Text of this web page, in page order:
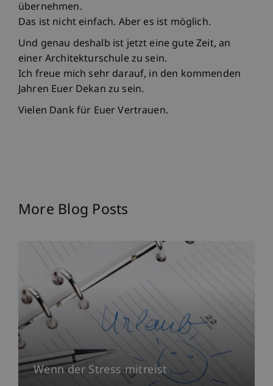
übernehmen.
Das ist nicht einfach. Aber es ist möglich.
Und genau deshalb ist jetzt eine gute Zeit, an
einer Architekturschule zu sein.
Ich freue mich sehr darauf, in den kommenden
Jahren Euer Dekan zu sein.
Vielen Dank für Euer Vertrauen.
More Blog Posts
Wenn der Stress mitreist